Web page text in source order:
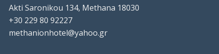
Akti Saronikou 134, Methana 18030
+30 229 80 92227
methanionhotel@yahoo.gr